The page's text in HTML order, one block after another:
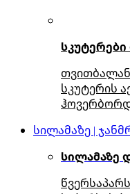
სკუტერები
სკუტერის
სილამაზე |
სილამაზე